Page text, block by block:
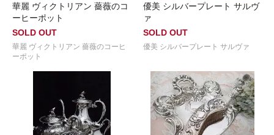
華麗 ヴィクトリアン 薔薇のコ
ーヒーポット
SOLD OUT
華麗 ヴィクトリアン 薔薇のコーヒ
ーポット
優美 シルバープレート サルヴ
ァ
SOLD OUT
優美 シルバープレート サルヴァ